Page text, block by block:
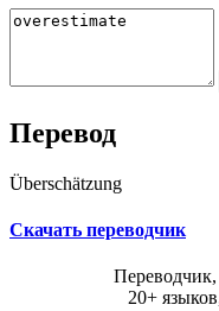
Перевод
Überschätzung
Скачать переводчик
20+